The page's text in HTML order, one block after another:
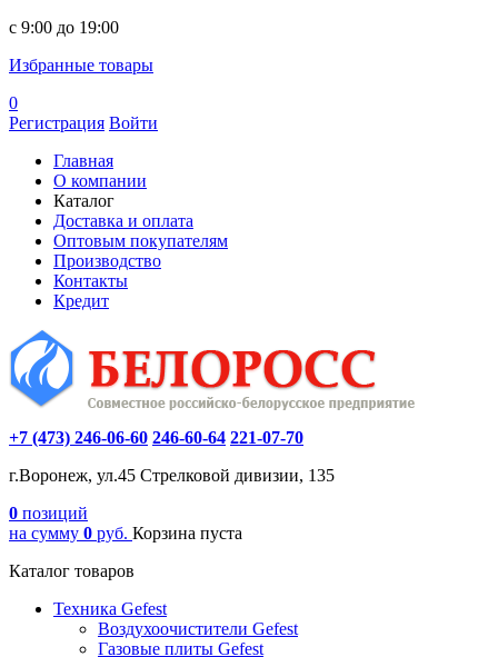
c 9:00 до 19:00
Избранные товары
0
Регистрация Войти
Главная
О компании
Каталог
Доставка и оплата
Оптовым покупателям
Производство
Контакты
Кредит
+7 (473) 246-06-60 246-60-64 221-07-70
г.Воронеж, ул.45 Стрелковой дивизии, 135
0 позиций
на сумму 0 руб. Корзина пуста
Каталог товаров
Техника Gefest
Воздухоочистители Gefest
Газовые плиты Gefest